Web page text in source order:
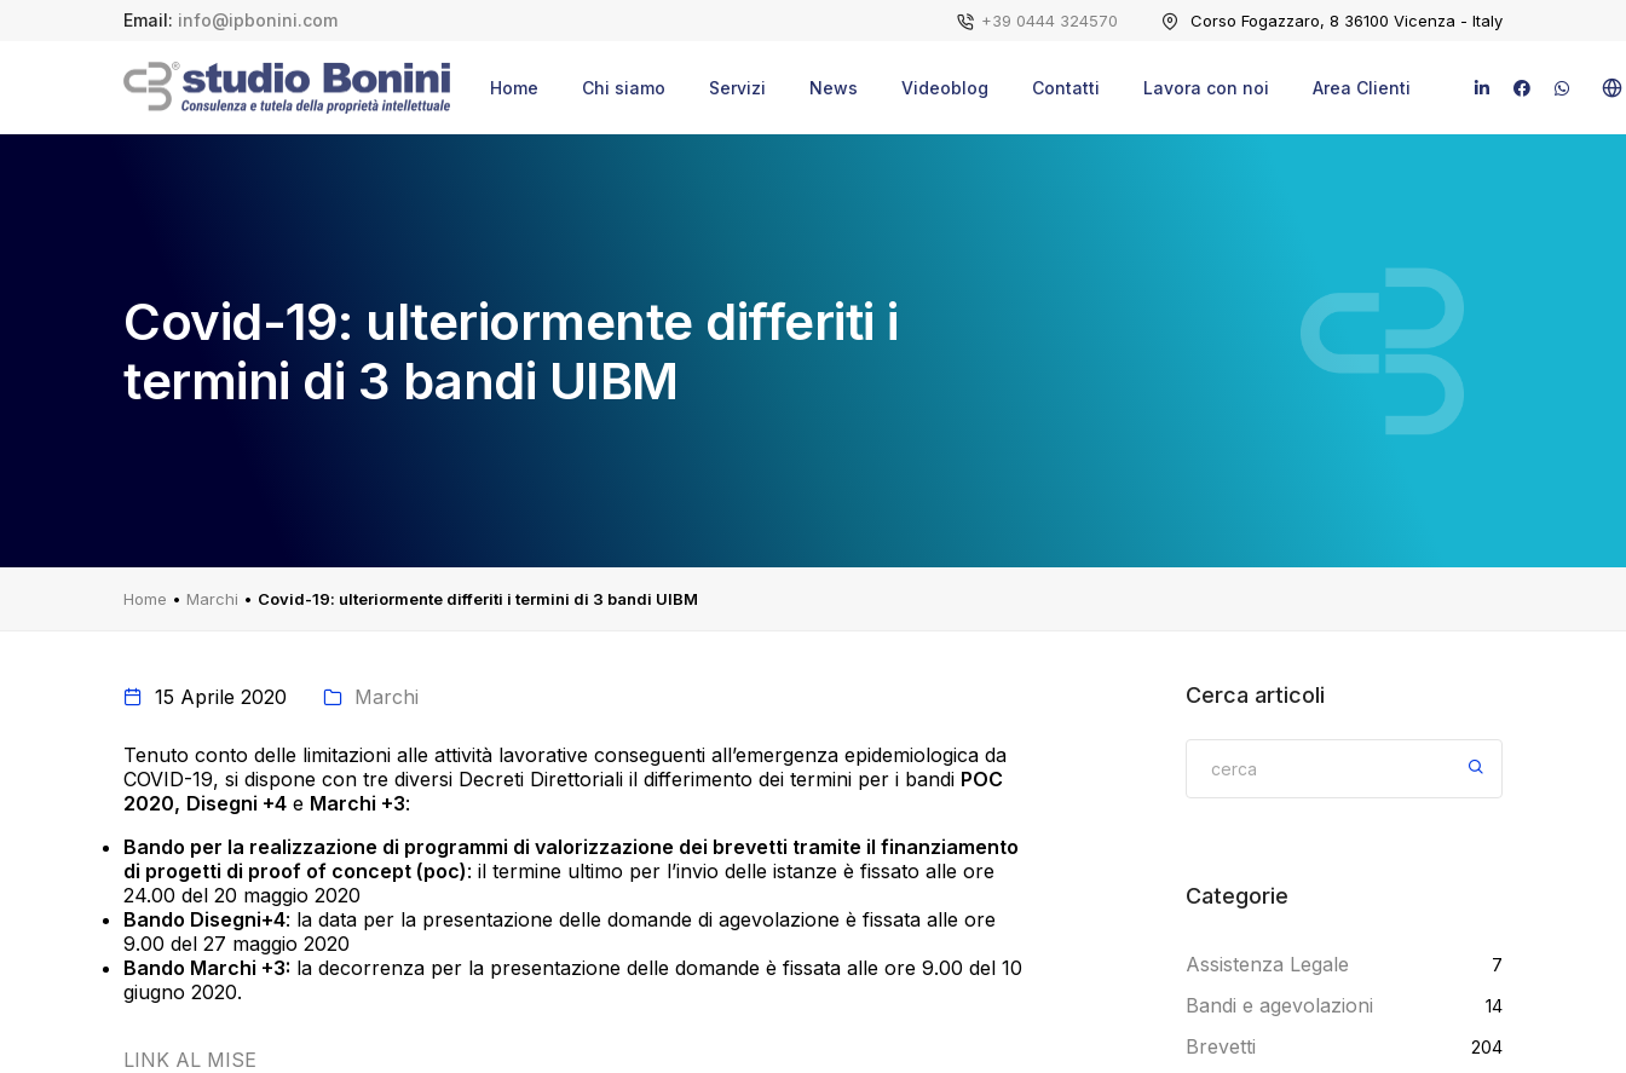
Email: info@ipbonini.com +39 0444 324570 Corso Fogazzaro, 8 36100 Vicenza - Italy
Home Chi siamo Servizi News Videoblog Contatti Lavora con noi Area Clienti
Covid-19: ulteriormente differiti i
termini di 3 bandi UIBM
Home • Marchi • Covid-19: ulteriormente differiti i termini di 3 bandi UIBM
15 Aprile 2020 Marchi
Tenuto conto delle limitazioni alle attività lavorative conseguenti all’emergenza epidemiologica da
COVID-19, si dispone con tre diversi Decreti Direttoriali il differimento dei termini per i bandi POC
2020, Disegni +4 e Marchi +3:
Bando per la realizzazione di programmi di valorizzazione dei brevetti tramite il finanziamento
di progetti di proof of concept (poc): il termine ultimo per l’invio delle istanze è fissato alle ore
24.00 del 20 maggio 2020
Bando Disegni+4: la data per la presentazione delle domande di agevolazione è fissata alle ore
9.00 del 27 maggio 2020
Bando Marchi +3: la decorrenza per la presentazione delle domande è fissata alle ore 9.00 del 10
giugno 2020.
LINK AL MISE
Cerca articoli
Categorie
Assistenza Legale 7
Bandi e agevolazioni 14
Brevetti 204